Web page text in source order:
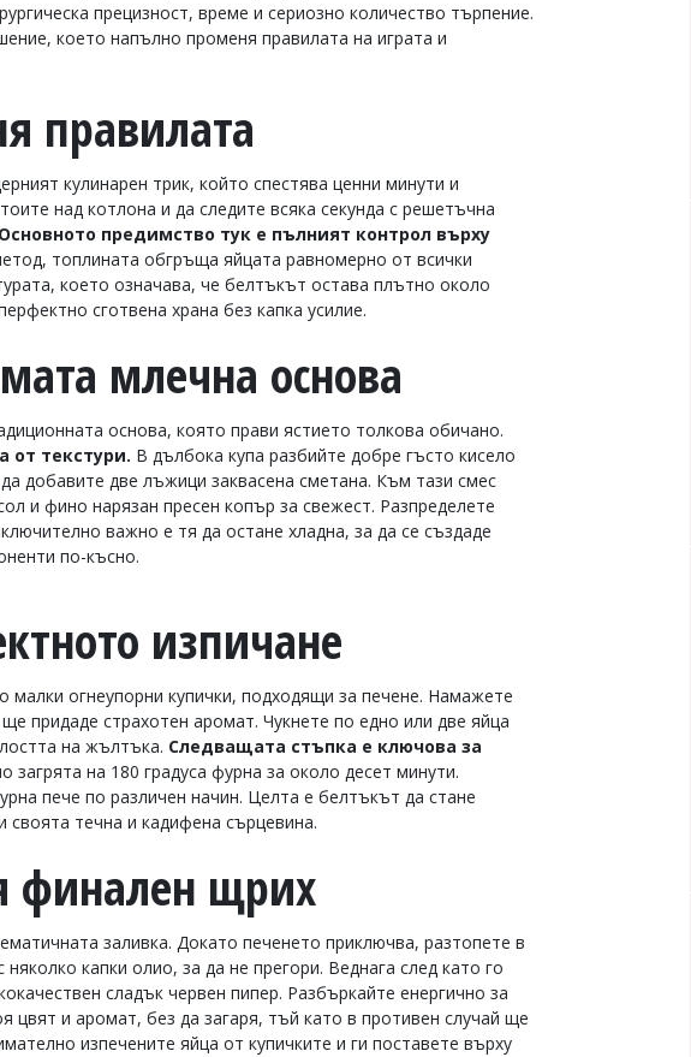
прецизност, време и сериозно количество търпение.
което напълно променя правилата на играта и
правилата
кулинарен трик, който спестява ценни минути и
над котлона и да следите всяка секунда с решетъчна
Основното предимство тук е пълният контрол върху
топлината обгръща яйцата равномерно от всички
което означава, че белтъкът остава плътно около
сготвена храна без капка усилие.
млечна основа
основа, която прави ястието толкова обичано.
от текстури. В дълбока купа разбийте добре гъсто кисело
добавите две лъжици заквасена сметана. Към тази смес
и фино нарязан пресен копър за свежест. Разпределете
важно е тя да остане хладна, за да се създаде
по-късно.
изпичане
малки огнеупорни купички, подходящи за печене. Намажете
придаде страхотен аромат. Чукнете по едно или две яйца
на жълтъка. Следващата стъпка е ключова за
загрята на 180 градуса фурна за около десет минути.
пече по различен начин. Целта е белтъкът да стане
течна и кадифена сърцевина.
финален щрих
заливка. Докато печенето приключва, разтопете в
капки олио, за да не прегори. Веднага след като го
сладък червен пипер. Разбъркайте енергично за
цвят и аромат, без да загаря, тъй като в противен случай ще
изпечените яйца от купичките и ги поставете върху